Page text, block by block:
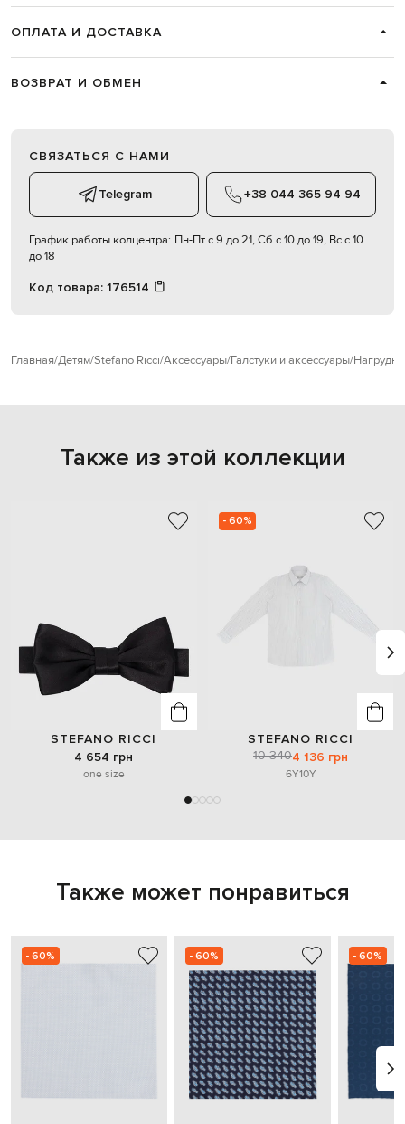
ОПЛАТА И ДОСТАВКА
ВОЗВРАТ И ОБМЕН
СВЯЗАТЬСЯ С НАМИ
Telegram +38 044 365 94 94
График работы колцентра: Пн-Пт с 9 до 21, Сб с 10 до 19, Вс с 10
до 18
Код товара: 176514
Главная Детям Stefano Ricci Аксессуары Галстуки и аксессуары
Также из этой коллекции
STEFANO RICCI
4 654 грн
one size
- 60%
STEFANO RICCI
10 3404 136 грн
6Y10Y
Также может понравиться
- 60% - 60% - 60%